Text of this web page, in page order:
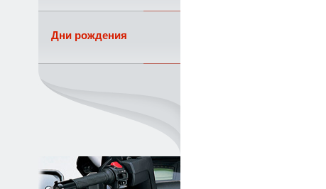
Дни рождения